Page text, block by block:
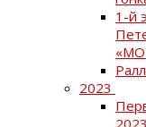
1-й
2023
2023